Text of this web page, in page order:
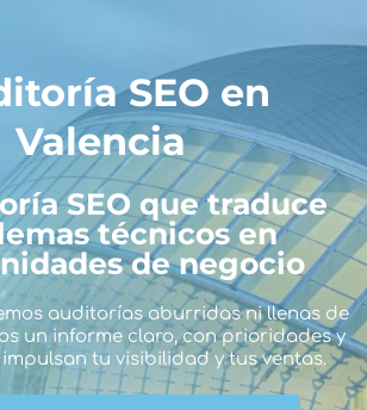
SEO en
Valencia
SEO que traduce
técnicos en
de negocio
auditorías aburridas ni llenas de
un informe claro, con prioridades y
tu visibilidad y tus ventas.